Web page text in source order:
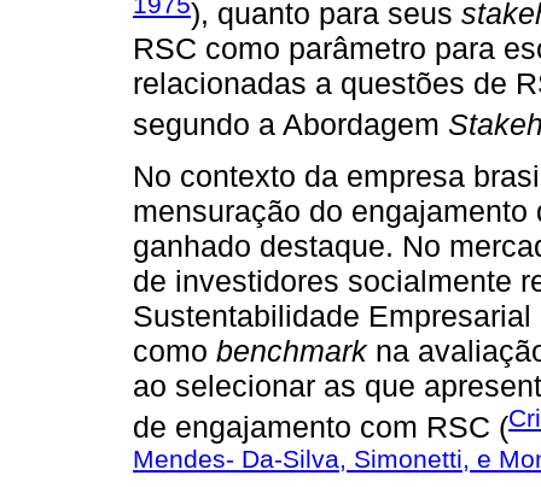
), quanto para seus
RSC como parâmetro para
relacionadas a questões de
segundo a Abordagem
No contexto da empresa
mensuração do
ganhado destaque. No
de investidores socialmente
Sustentabilidade
como benchmarkna
ao selecionar as que
de engajamento com RSC (
Mendes- Da-Silva, Simonetti, e